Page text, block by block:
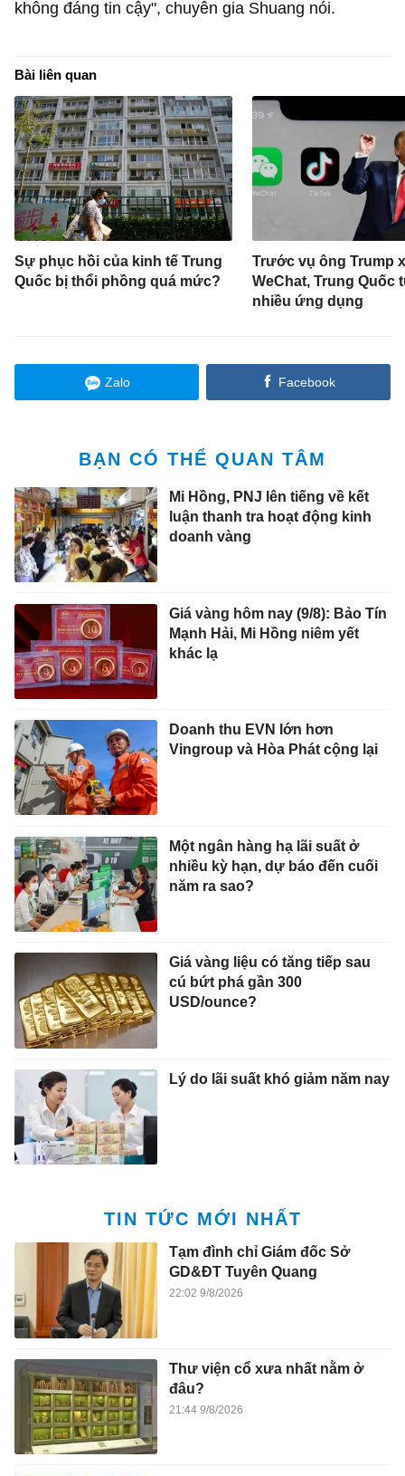
không đáng tin cậy", chuyên gia Shuang nói.
Bài liên quan
Sự phục hồi của kinh tế Trung
Quốc bị thổi phồng quá mức?
Trước vụ ông Trump
WeChat, Trung Quốc
nhiều ứng dụng
Zalo Facebook
BẠN CÓ THỂ QUAN TÂM
Mi Hồng, PNJ lên tiếng về kết
luận thanh tra hoạt động kinh
doanh vàng
Giá vàng hôm nay (9/8): Bảo Tín
Mạnh Hải, Mi Hồng niêm yết
khác lạ
Doanh thu EVN lớn hơn
Vingroup và Hòa Phát cộng lại
Một ngân hàng hạ lãi suất ở
nhiều kỳ hạn, dự báo đến cuối
năm ra sao?
Giá vàng liệu có tăng tiếp sau
cú bứt phá gần 300
USD/ounce?
Lý do lãi suất khó giảm năm nay
TIN TỨC MỚI NHẤT
Tạm đình chỉ Giám đốc Sở
GD&ĐT Tuyên Quang
22:02 9/8/2026
Thư viện cổ xưa nhất nằm ở
đâu?
21:44 9/8/2026